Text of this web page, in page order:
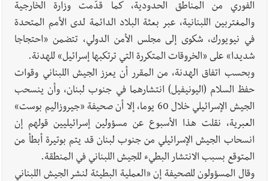
الفوري من المناطق الحدودية، كما قدّمت وزارة الخارجية
والمغتربين اللبنانية، عبر بعثة البلاد الدائمة لدى الأمم المتحدة
في نيويورك، شكوى إلى مجلس الأمن الدولي، تتضمن «احتجاجا
شديدا» على «الخروقات المتكررة التي ترتكبها إسرائيل» للهدنة.
وبحسب اتفاق الهدنة، من المقرر أن يعزز الجيش اللبناني وقوات
حفظ السلام (اليونيفيل) انتشارهما في جنوب لبنان، وأن ينسحب
الجيش الإسرائيلي خلال 60 يوما، إلا أن صحيفة «جيروزاليم بوست»
العبرية، نقلت هذا الأسبوع عن مسؤولين إسرائيليين قولهم إن
انسحاب الجيش الإسرائيلي من جنوب لبنان قد يتم بوتيرة أبطأ من
المتوقع بسبب الانتشار البطيء للجيش اللبناني في المنطقة.
وقال المسؤولون للصحيفة إن «العملية البطيئة لنشر الجيش اللبناني